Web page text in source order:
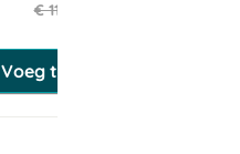
€ 115,00
Voeg toe aan winkeltas